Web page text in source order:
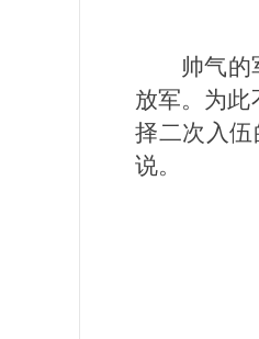
帅气
放军。为此
择二次入
说。